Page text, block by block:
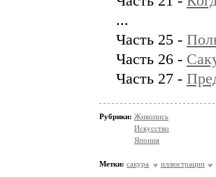
...
Часть 25 -
Часть 26 -
Часть 27 -
Рубрики: Живопись
Искусство
Япония
Метки: сакура иллюстрации